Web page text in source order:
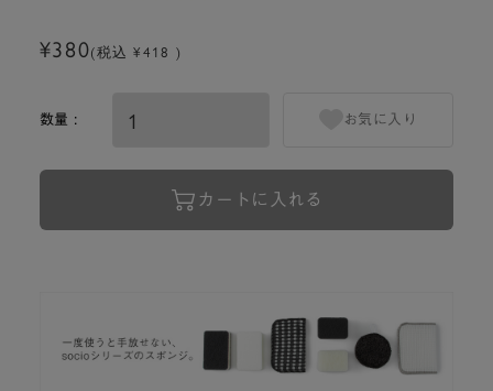
¥380(税込 ¥418 )
数量 :
カートに入れる
お気に入り